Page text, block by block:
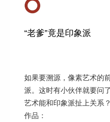
“老爹”竟是印象派
如果要溯源，像素艺术的
派。这时有小伙伴就要问
艺术能和印象派扯上关系
作品：